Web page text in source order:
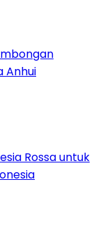
Anhui
Rossa untuk